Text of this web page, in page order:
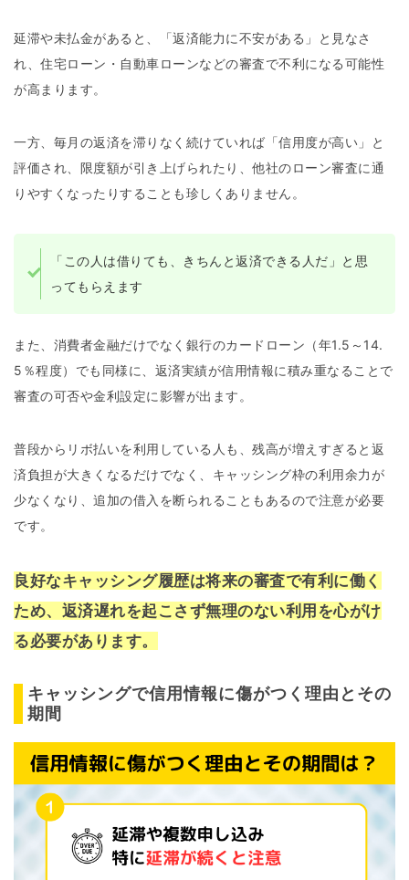
延滞や未払金があると、「返済能力に不安がある」と見なさ
れ、住宅ローン・自動車ローンなどの審査で不利になる可能性
が高まります。
一方、毎月の返済を滞りなく続けていれば「信用度が高い」と
評価され、限度額が引き上げられたり、他社のローン審査に通
りやすくなったりすることも珍しくありません。
「この人は借りても、きちんと返済できる人だ」と思
ってもらえます
また、消費者金融だけでなく銀行のカードローン（年1.5～14.
5％程度）でも同様に、返済実績が信用情報に積み重なることで
審査の可否や金利設定に影響が出ます。
普段からリボ払いを利用している人も、残高が増えすぎると返
済負担が大きくなるだけでなく、キャッシング枠の利用余力が
少なくなり、追加の借入を断られることもあるので注意が必要
です。
良好なキャッシング履歴は将来の審査で有利に働く
ため、返済遅れを起こさず無理のない利用を心がけ
る必要があります。
キャッシングで信用情報に傷がつく理由とその
期間